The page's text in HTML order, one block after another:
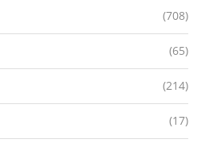
(708)
(65)
(214)
(17)